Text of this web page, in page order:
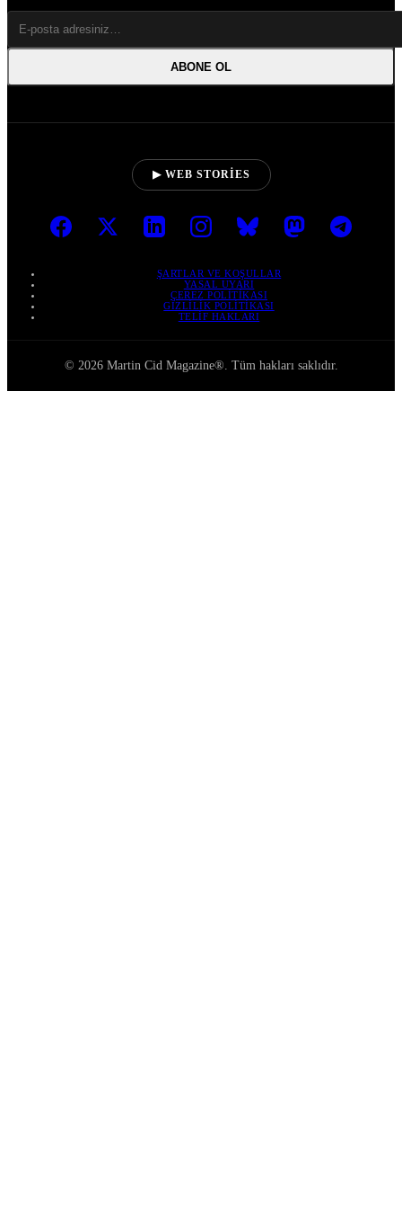
ABONE OL
▶ WEB STORIES
ŞARTLAR VE KOŞULLAR
YASAL UYARI
ÇEREZ POLITIKASI
GIZLILIK POLITIKASI
TELIF HAKLARI
© 2026 Martin Cid Magazine®. Tüm hakları saklıdır.